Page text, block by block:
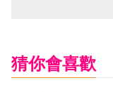
猜你會喜歡